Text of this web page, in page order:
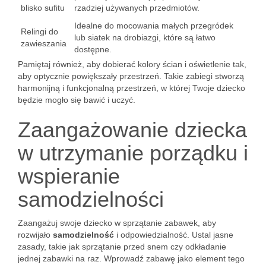
blisko sufitu
rzadziej używanych przedmiotów.
Relingi do
zawieszania
Idealne do mocowania małych przegródek
lub siatek na drobiazgi, które są łatwo
dostępne.
Pamiętaj również, aby dobierać kolory ścian i oświetlenie tak,
aby optycznie powiększały przestrzeń. Takie zabiegi stworzą
harmonijną i funkcjonalną przestrzeń, w której Twoje dziecko
będzie mogło się bawić i uczyć.
Zaangażowanie dziecka
w utrzymanie porządku i
wspieranie
samodzielności
Zaangażuj swoje dziecko w sprzątanie zabawek, aby
rozwijało samodzielność i odpowiedzialność. Ustal jasne
zasady, takie jak sprzątanie przed snem czy odkładanie
jednej zabawki na raz. Wprowadź zabawę jako element tego